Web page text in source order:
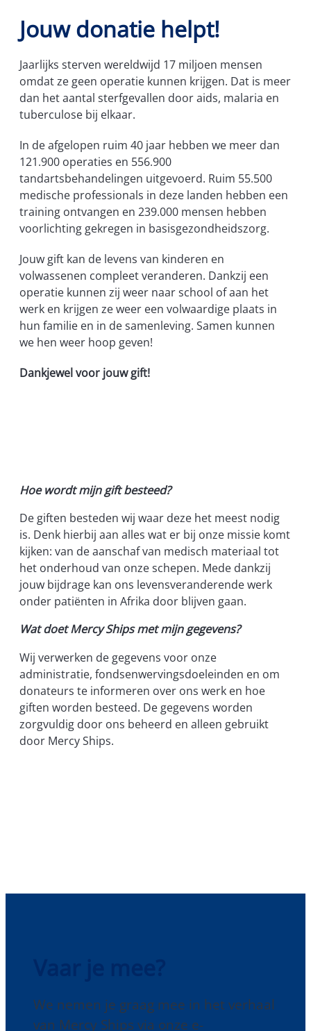
Jouw donatie helpt!
Jaarlijks sterven wereldwijd 17 miljoen mensen
omdat ze geen operatie kunnen krijgen. Dat is meer
dan het aantal sterfgevallen door aids, malaria en
tuberculose bij elkaar.
In de afgelopen ruim 40 jaar hebben we meer dan
121.900 operaties en 556.900
tandartsbehandelingen uitgevoerd. Ruim 55.500
medische professionals in deze landen hebben een
training ontvangen en 239.000 mensen hebben
voorlichting gekregen in basisgezondheidszorg.
Jouw gift kan de levens van kinderen en
volwassenen compleet veranderen. Dankzij een
operatie kunnen zij weer naar school of aan het
werk en krijgen ze weer een volwaardige plaats in
hun familie en in de samenleving. Samen kunnen
we hen weer hoop geven!
Dankjewel voor jouw gift!
Hoe wordt mijn gift besteed?
De giften besteden wij waar deze het meest nodig
is. Denk hierbij aan alles wat er bij onze missie komt
kijken: van de aanschaf van medisch materiaal tot
het onderhoud van onze schepen. Mede dankzij
jouw bijdrage kan ons levensveranderende werk
onder patiënten in Afrika door blijven gaan.
Wat doet Mercy Ships met mijn gegevens?
Wij verwerken de gegevens voor onze
administratie, fondsenwervingsdoeleinden en om
donateurs te informeren over ons werk en hoe
giften worden besteed. De gegevens worden
zorgvuldig door ons beheerd en alleen gebruikt
door Mercy Ships.
We nemen je graag mee in het verhaal
van Mercy Ships via onze e-